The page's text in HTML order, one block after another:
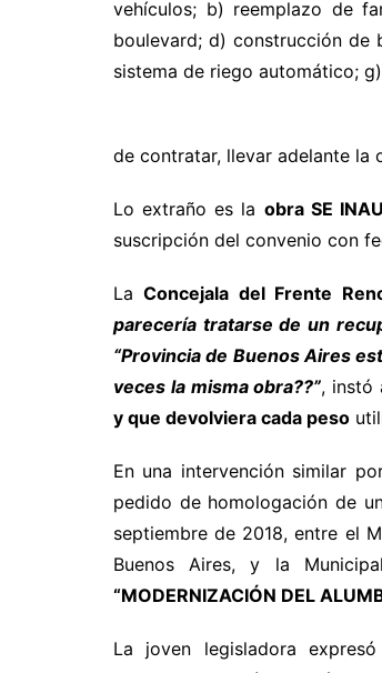
vehículos; b) reemplazo de
boulevard; d) construcción de
sistema de riego automático;
de contratar, llevar adelante la
Lo extraño es la obra SE
suscripción del convenio con
LaConcejala del Frente
parecería tratarse de un
“Provincia de Buenos Aires
veces la misma obra??”, instó
y que devolviera cada peso
En una intervención similar
pedido de homologación de
septiembre de 2018, entre el
Buenos Aires, y la
“MODERNIZACIÓN DEL
La joven legisladora